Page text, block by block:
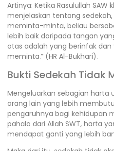
Artinya: Ketika Rasulullah
menjelaskan tentang
meminta-minta, beliau
lebih baik daripada tangan
atas adalah yang berinfak
meminta.” (HR Al-Bukhari).
Bukti Sedekah Tidak
Mengeluarkan sebagian harta
orang lain yang lebih
pengaruhnya bagi kehidupan
pahala dari Allah SWT, harta
mendapat ganti yang lebih